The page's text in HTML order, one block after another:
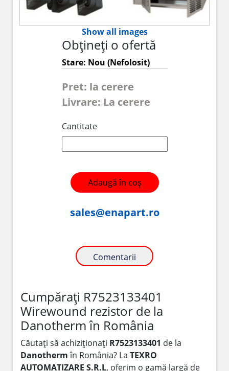
Show all images
Obțineți o ofertă
Stare: Nou (Nefolosit)
Pret: la cerere
Livrare: La cerere
Cantitate
Adaugă în coș
sales@enapart.ro
Comentarii
Cumpărați R7523133401
Wirewound rezistor de la
Danotherm în România
Căutați să achiziționați R7523133401 de la
Danothermîn România? La TEXRO
AUTOMATIZARE S.R.L, oferim o gamă largă de